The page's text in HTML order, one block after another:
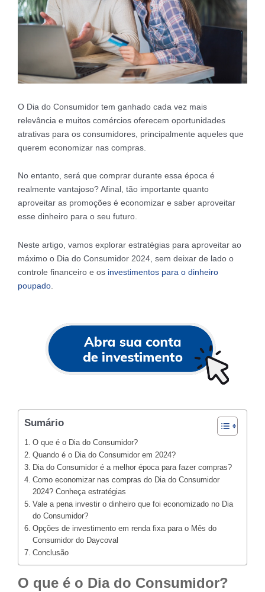
O Dia do Consumidor tem ganhado cada vez mais
relevância e muitos comércios oferecem oportunidades
atrativas para os consumidores, principalmente aqueles que
querem economizar nas compras.
No entanto, será que comprar durante essa época é
realmente vantajoso? Afinal, tão importante quanto
aproveitar as promoções é economizar e saber aproveitar
esse dinheiro para o seu futuro.
Neste artigo, vamos explorar estratégias para aproveitar ao
máximo o Dia do Consumidor 2024, sem deixar de lado o
controle financeiro e os investimentos para o dinheiro
poupado
Sumário
O que é o Dia do Consumidor?
Quando é o Dia do Consumidor em 2024?
Dia do Consumidor é a melhor época para fazer compras?
Como economizar nas compras do Dia do Consumidor
2024? Conheça estratégias
Vale a pena investir o dinheiro que foi economizado no Dia
do Consumidor?
Opções de investimento em renda fixa para o Mês do
Consumidor do Daycoval
Conclusão
O que é o Dia do Consumidor?